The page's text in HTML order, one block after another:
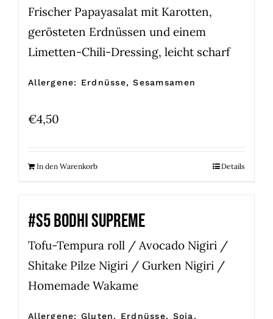
Frischer Papayasalat mit Karotten,
gerösteten Erdnüssen und einem
Limetten-Chili-Dressing, leicht scharf
Allergene: Erdnüsse, Sesamsamen
€4,50
In den Warenkorb Details
#S5 BODHI SUPREME
Tofu-Tempura roll / Avocado Nigiri /
Shitake Pilze Nigiri / Gurken Nigiri /
Homemade Wakame
Allergene: Gluten, Erdnüsse, Soja,